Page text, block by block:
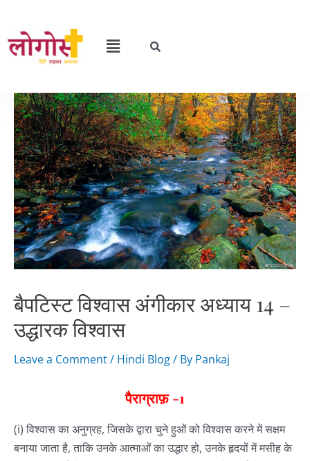
बैपटिस्ट विश्वास अंगीकार अध्याय 14 –
उद्धारक विश्वास
Leave a Comment/ Hindi Blog/ By Pankaj
पैराग्राफ़-1
(i) विश्वास का अनुग्रह, जिसके द्वारा चुने हुओं को विश्वास करने में सक्षम
बनाया जाता है, ताकि उनके आत्माओं का उद्धार हो, उनके हृदयों में मसीह के